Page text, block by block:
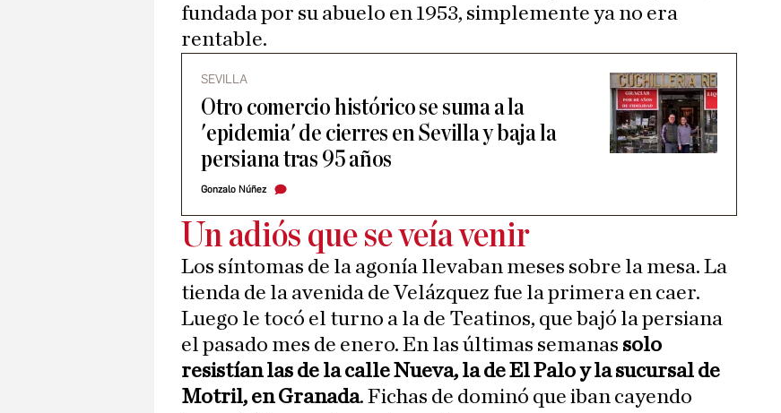
fundada por su abuelo en 1953, simplemente ya no era
rentable.
SEVILLA
Otro comercio histórico se suma a la
'epidemia' de cierres en Sevilla y baja la
persiana tras 95 años
Gonzalo Núñez
Un adiós que se veía venir
Los síntomas de la agonía llevaban meses sobre la mesa. La
tienda de la avenida de Velázquez fue la primera en caer.
Luego le tocó el turno a la de Teatinos, que bajó la persiana
el pasado mes de enero. En las últimas semanas solo
resistían las de la calle Nueva, la de El Palo y la sucursal de
Motril, en Granada. Fichas de dominó que iban cayendo